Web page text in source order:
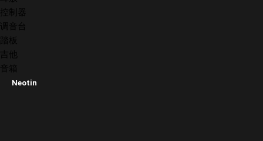
控制器
调音台
踏板
吉他
音箱
Neotin